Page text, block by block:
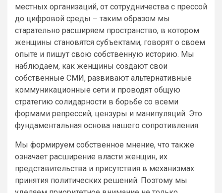
местных организаций, от сотрудничества с прессой
до цифровой среды – таким образом мы
старательно расширяем пространство, в котором
женщины становятся субъектами, говорят о своем
опыте и пишут свою собственную историю. Мы
наблюдаем, как женщины создают свои
собственные СМИ, развивают альтернативные
коммуникационные сети и проводят общую
стратегию солидарности в борьбе со всеми
формами репрессий, цензуры и манипуляций. Это
фундаментальная основа нашего сопротивления.
Мы формируем собственное мнение, что также
означает расширение власти женщин, их
представительства и присутствия в механизмах
принятия политических решений. Поэтому мы